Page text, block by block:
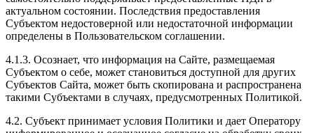
актуальном состоянии. Последствия предоставления
Субъектом недостоверной или недостаточной информации
определены в Пользовательском соглашении.
4.1.3. Осознает, что информация на Сайте, размещаемая
Субъектом о себе, может становиться доступной для других
Субъектов Сайта, может быть скопирована и распространена
такими Субъектами в случаях, предусмотренных Политикой.
4.2. Субъект принимает условия Политики и дает Оператору